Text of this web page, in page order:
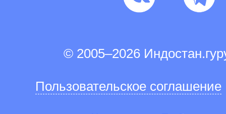
© 2005–2026
Пользовательское соглашение